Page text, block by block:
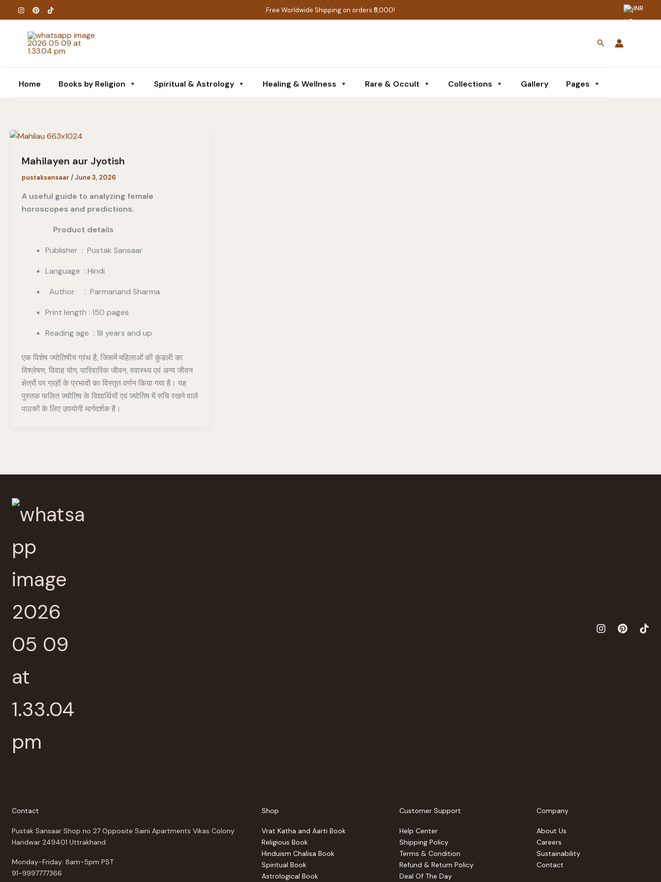
to
content
Free Worldwide Shipping on orders ₹5,000! INR
Search
Home Books by Religion Spiritual & Astrology Healing & Wellness Rare & Occult Collections Gallery Pages
Mahilayen aur Jyotish
pustaksansaar / June 3, 2026
A useful guide to analyzing female
horoscopes and predictions.
Product details
Publisher ‏ : ‎ Pustak Sansaar
Language : Hindi
Author : Parmanand Sharma
Print length : 150 pages
Reading age : 18 years and up
एक विशेष ज्योतिषीय ग्रंथ है, जिसमें महिलाओं की कुंडली का
विश्लेषण, विवाह योग, पारिवारिक जीवन, स्वास्थ्य एवं अन्य जीवन
क्षेत्रों पर ग्रहों के प्रभावों का विस्तृत वर्णन किया गया है। यह
पुस्तक फलित ज्योतिष के विद्यार्थियों एवं ज्योतिष में रुचि रखने वाले
पाठकों के लिए उपयोगी मार्गदर्शक है।
Contact
Pustak Sansaar Shop no 27 Opposite Saini Apartments Vikas Colony
Haridwar 249401 Uttrakhand
Monday-Friday: 8am-5pm PST
91-9997777366
Shop
Vrat Katha and Aarti Book
Religious Book
Hinduism Chalisa Book
Spiritual Book
Astrological Book
Customer Support
Help Center
Shipping Policy
Terms & Condition
Refund & Return Policy
Deal Of The Day
Company
About Us
Careers
Sustainability
Contact